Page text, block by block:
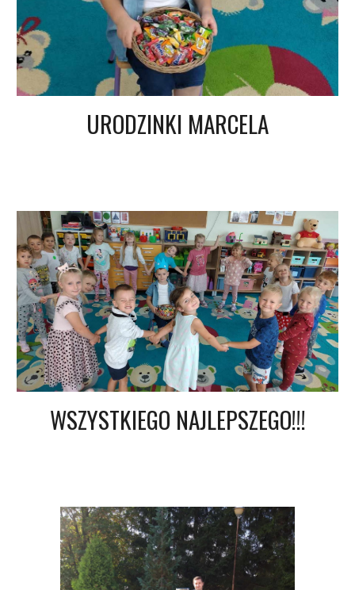
URODZINKI MARCELA
WSZYSTKIEGO NAJLEPSZEGO!!!